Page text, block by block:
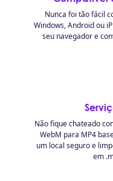
Nunca foi tão fácil
Windows, Android ou
seu navegador e
Não fique chateado
WebM para MP4
um local seguro e
em